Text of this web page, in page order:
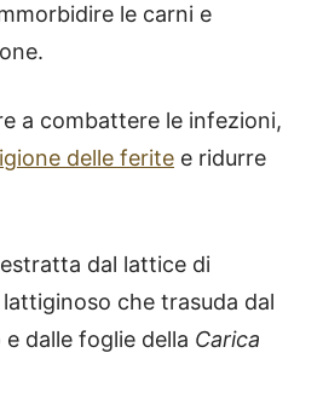
le carni e
a combattere le infezioni,
delle ferite e ridurre
dal lattice di
che trasuda dal
dalle foglie della Carica